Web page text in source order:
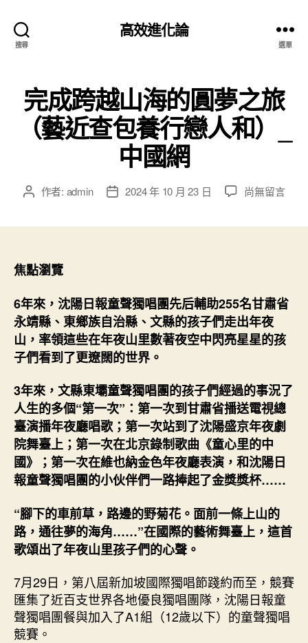
搜尋
高效進化論
選單
完成跨越山海的圓夢之旅
（藝近查包養行戀人和）_
中國網
文 作者: admin
文 2024 年 10 月 23 日
在
的
圓
夢
之
近
查
包
養
行
戀
人
_
中
國
尚無留言
焦點瀏覽
6年來，沈陽日報童聲獨唱團先后輔助255名甘肅省
永靖縣、東鄉族自治縣、文縣的孩子們走出年夜
山，率領這些在年夜山里數著夜空中閃亮星星的孩
子們看到了更遼闊的世界。
3年來，文縣東壩童聲獨唱團的孩子們經過的事況了
人生的多個“第一次”：第一次到甘肅省播送電視總
臺演播年夜廳唱歌；第一次站到了沈陽盛京年夜劇
院舞臺上；第一次在北京錄制歌曲《童心里的中
國》；第一次在維也納金色年夜廳表演，和沈陽日
報童聲獨唱團的小伙伴們一路捧起了金獎獎杯……
“腳下的車前草，路邊的野菊花。面前一條上山的
路，通往夢的海角……”在國際的藝術舞臺上，這首
歌頌出了年夜山里孩子們的心聲。
7月29日，第八屆新加坡國際獨唱節踐約而至，競賽
匯集了近百支世界各地優良獨唱團隊，沈陽日報童
聲獨唱團餐與加入了A1組（12歲以下）的童聲獨唱
競賽。